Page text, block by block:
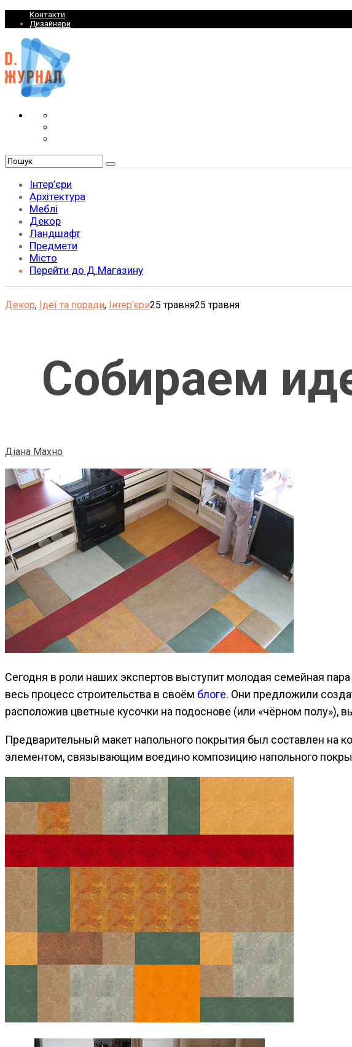
Контакти
Дизайнери
Інтер’єри
Архітектура
Меблі
Декор
Ландшафт
Предмети
Місто
Перейти до Д.Магазину
Декор, Ідеї та поради, Інтер'єри25 травня25 травня
Собираем
Діана Махно
Сегодня в роли наших экспертов выступит молодая семейная
весь процесс строительства в своём блоге. Они предложили
расположив цветные кусочки на подоснове (или «чёрном полу»),
Предварительный макет напольного покрытия был составлен на
элементом, связывающим воедино композицию напольного